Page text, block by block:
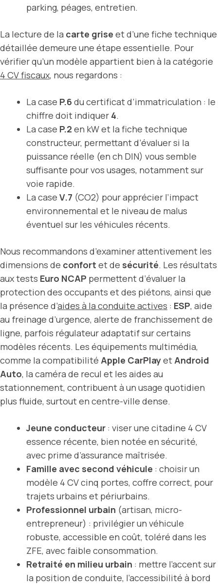
parking, péages, entretien.
La lecture de la carte grise et d’une fiche technique
détaillée demeure une étape essentielle. Pour
vérifier qu’un modèle appartient bien à la catégorie
4 CV fiscaux, nous regardons :
La case P.6 du certificat d’immatriculation : le
chiffre doit indiquer 4.
La case P.2 en kW et la fiche technique
constructeur, permettant d’évaluer si la
puissance réelle (en ch DIN) vous semble
suffisante pour vos usages, notamment sur
voie rapide.
La case V.7 (CO2) pour apprécier l’impact
environnemental et le niveau de malus
éventuel sur les véhicules récents.
Nous recommandons d’examiner attentivement les
dimensions de confort et de sécurité. Les résultats
aux tests Euro NCAP permettent d’évaluer la
protection des occupants et des piétons, ainsi que
la présence d’aides à la conduite actives : ESP, aide
au freinage d’urgence, alerte de franchissement de
ligne, parfois régulateur adaptatif sur certains
modèles récents. Les équipements multimédia,
comme la compatibilité Apple CarPlayet Android
Auto, la caméra de recul et les aides au
stationnement, contribuent à un usage quotidien
plus fluide, surtout en centre-ville dense.
Jeune conducteur : viser une citadine 4 CV
essence récente, bien notée en sécurité,
avec prime d’assurance maîtrisée.
Famille avec second véhicule : choisir un
modèle 4 CV cinq portes, coffre correct, pour
trajets urbains et périurbains.
Professionnel urbain (artisan, micro-
entrepreneur) : privilégier un véhicule
robuste, accessible en coût, toléré dans les
ZFE, avec faible consommation.
Retraité en milieu urbain : mettre l’accent sur
la position de conduite, l’accessibilité à bord